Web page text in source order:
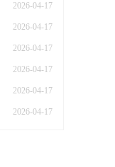
2026-04-17
2026-04-17
2026-04-17
2026-04-17
2026-04-17
2026-04-17